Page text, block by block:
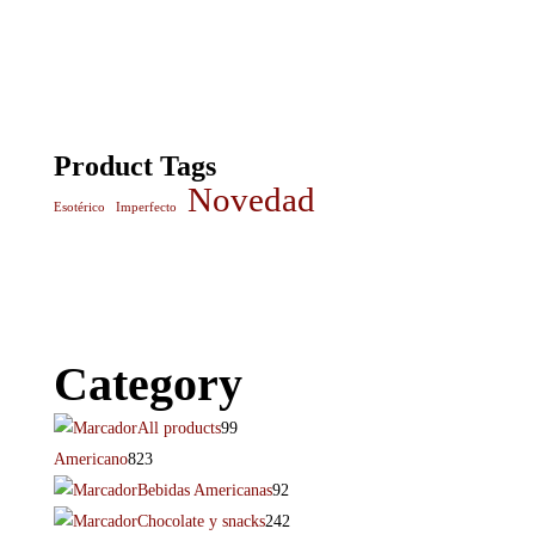
Product Tags
Esotérico Imperfecto Novedad
Category
All products99
Americano823
Bebidas Americanas92
Chocolate y snacks242